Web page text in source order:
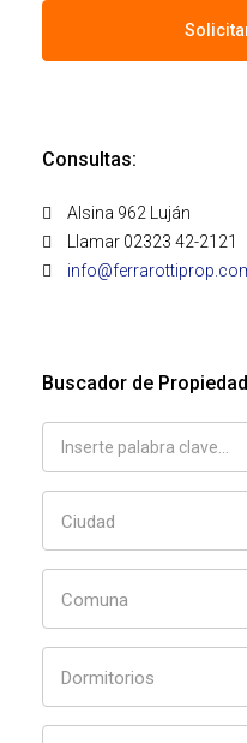
Consultas:
Alsina 962 Luján
Llamar 02323 42-2121
Buscador de
Ciudad
Comuna
Dormitorios